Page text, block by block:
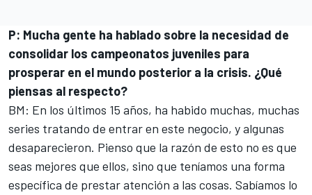
P: Mucha gente ha hablado sobre la necesidad de
consolidar los campeonatos juveniles para
prosperar en el mundo posterior a la crisis. ¿Qué
piensas al respecto?
BM: En los últimos 15 años, ha habido muchas, muchas
series tratando de entrar en este negocio, y algunas
desaparecieron. Pienso que la razón de esto no es que
seas mejores que ellos, sino que teníamos una forma
específica de prestar atención a las cosas. Sabíamos lo